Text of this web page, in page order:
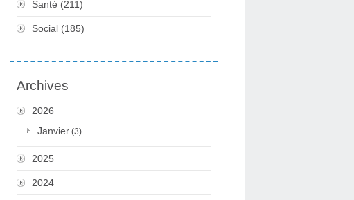
Santé (211)
Social (185)
Archives
2026
Janvier (3)
2025
2024